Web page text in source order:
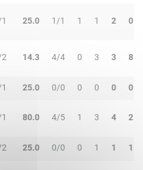
25.0 1/1 1 1 2 0
14.3 4/4 0 3 3 8
25.0 0/0 0 0 0 0
80.0 4/5 1 3 4 2
25.0 0/0 0 1 1 1